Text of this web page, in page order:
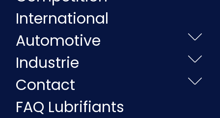
International
Automotive
Industrie
Contact
FAQ Lubrifiants